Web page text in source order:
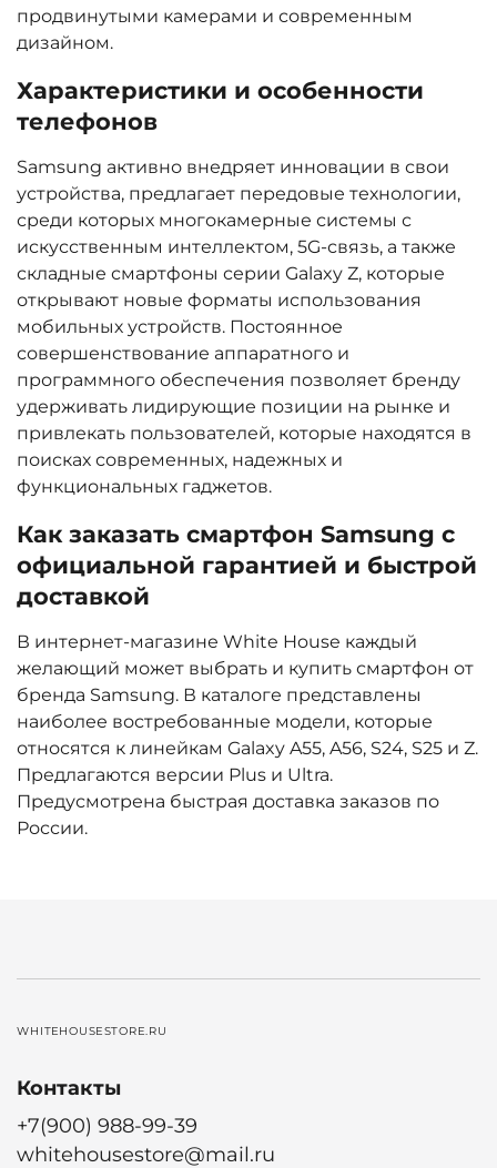
продвинутыми камерами и современным
дизайном.
Характеристики и особенности
телефонов
Samsung активно внедряет инновации в свои
устройства, предлагает передовые технологии,
среди которых многокамерные системы с
искусственным интеллектом, 5G-связь, а также
складные смартфоны серии Galaxy Z, которые
открывают новые форматы использования
мобильных устройств. Постоянное
совершенствование аппаратного и
программного обеспечения позволяет бренду
удерживать лидирующие позиции на рынке и
привлекать пользователей, которые находятся в
поисках современных, надежных и
функциональных гаджетов.
Как заказать смартфон Samsung с
официальной гарантией и быстрой
доставкой
В интернет-магазине White House каждый
желающий может выбрать и купить смартфон от
бренда Samsung. В каталоге представлены
наиболее востребованные модели, которые
относятся к линейкам Galaxy A55, A56, S24, S25 и Z.
Предлагаются версии Plus и Ultra.
Предусмотрена быстрая доставка заказов по
России.
WHITEHOUSESTORE.RU
Контакты
+7(900) 988-99-39
whitehousestore@mail.ru